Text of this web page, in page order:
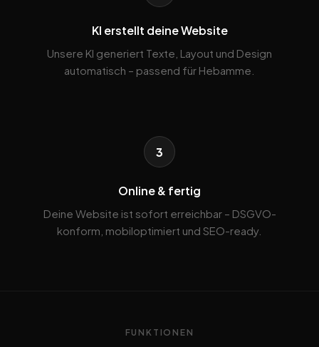
KI erstellt deine Website
Unsere KI generiert Texte, Layout und Design
automatisch – passend für Hebamme.
3
Online & fertig
Deine Website ist sofort erreichbar – DSGVO-
konform, mobiloptimiert und SEO-ready.
FUNKTIONEN